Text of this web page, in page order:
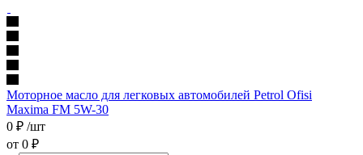
Моторное масло для легковых автомобилей Petrol Ofisi
Maxima FM 5W-30
0 ₽ /шт
от 0 ₽